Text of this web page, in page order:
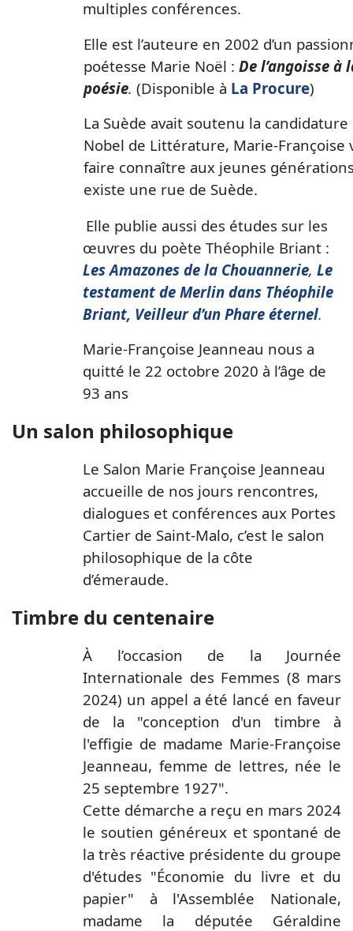
multiples conférences.
Elle est l’auteure en 2002 d’un
poétesse Marie Noël : De l’angoisse à
poésie. (Disponible à La Procure)
La Suède avait soutenu la
Nobel de Littérature, Marie-Françoise
faire connaître aux jeunes
existe une rue de Suède.
Elle publie aussi des études sur les
œuvres du poète Théophile Briant :
Les Amazones de la Chouannerie, Le
testament de Merlin dans Théophile
Briant, Veilleur d’un Phare éternel.
Marie-Françoise Jeanneau nous a
quitté le 22 octobre 2020 à l’âge de
93 ans
Un salon philosophique
Le Salon Marie Françoise Jeanneau
accueille de nos jours rencontres,
dialogues et conférences aux Portes
Cartier de Saint-Malo, c’est le salon
philosophique de la côte
d’émeraude.
Timbre du centenaire
À l’occasion de la Journée
Internationale des Femmes (8 mars
2024) un appel a été lancé en faveur
de la "conception d'un timbre à
l'effigie de madame Marie-Françoise
Jeanneau, femme de lettres, née le
25 septembre 1927".
Cette démarche a reçu en mars 2024
le soutien généreux et spontané de
la très réactive présidente du groupe
d'études "Économie du livre et du
papier" à l'Assemblée Nationale,
madame la députée Géraldine